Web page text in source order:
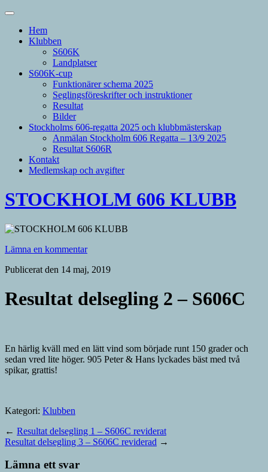
Hem
Klubben
S606K
Landplatser
S606K-cup
Funktionärer schema 2025
Seglingsföreskrifter och instruktioner
Resultat
Bilder
Stockholms 606-regatta 2025 och klubbmästerskap
Anmälan Stockholm 606 Regatta – 13/9 2025
Resultat S606R
Kontakt
Medlemskap och avgifter
STOCKHOLM 606 KLUBB
Lämna en kommentar
Publicerat den 14 maj, 2019
Resultat delsegling 2 – S606C
En härlig kväll med en lätt vind som började runt 150 grader och
sedan vred lite höger. 905 Peter & Hans lyckades bäst med två
spikar, grattis!
Kategori: Klubben
← Resultat delsegling 1 – S606C reviderat
Resultat delsegling 3 – S606C reviderad →
Lämna ett svar